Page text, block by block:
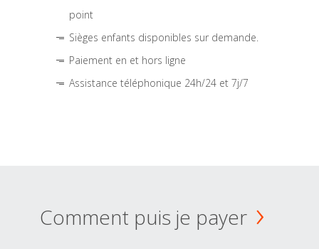
point
Sièges enfants disponibles sur demande.
Paiement en et hors ligne
Assistance téléphonique 24h/24 et 7j/7
Comment puis je payer